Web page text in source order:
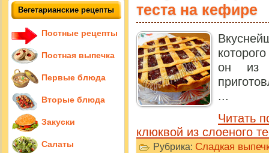
теста на кефире
он из
...
Читать
клюквой из слоеного
Рубрика: Сладкая
Вегетарианские рецепты
Постные рецепты
Постная выпечка
Первые блюда
Вторые блюда
Закуски
Салаты